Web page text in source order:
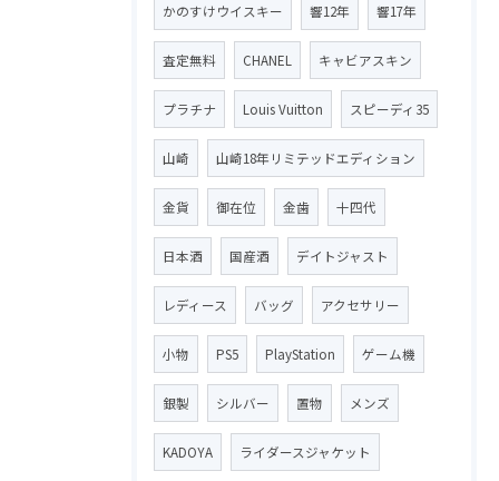
かのすけウイスキー 響12年 響17年
査定無料 CHANEL キャビアスキン
プラチナ Louis Vuitton スピーディ35
山崎 山崎18年リミテッドエディション
金貨 御在位 金歯 十四代
日本酒 国産酒 デイトジャスト
レディース バッグ アクセサリー
小物 PS5 PlayStation ゲーム機
銀製 シルバー 置物 メンズ
KADOYA ライダースジャケット